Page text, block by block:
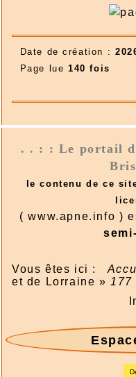
Date de création :
Page lue 140 fois
. . : : Le portail
le contenu de ce
( www.apne.info )
Vous êtes ici :
et de Lorraine » 177